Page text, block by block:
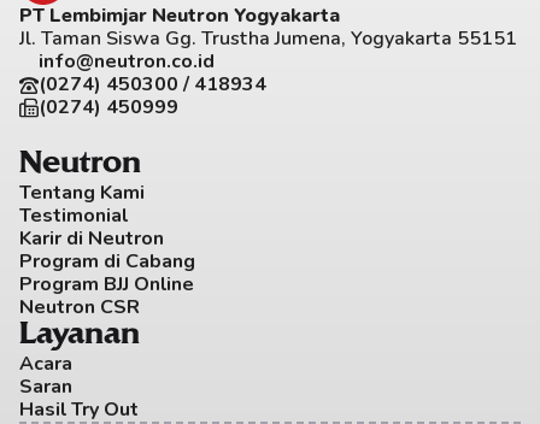
PT Lembimjar Neutron Yogyakarta
Jl. Taman Siswa Gg. Trustha Jumena, Yogyakarta 55151
info@neutron.co.id
(0274) 450300 / 418934
(0274) 450999
Neutron
Tentang Kami
Testimonial
Karir di Neutron
Program di Cabang
Program BJJ Online
Neutron CSR
Layanan
Acara
Saran
Hasil Try Out